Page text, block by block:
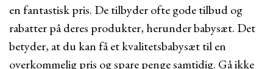
en fantastisk pris. De tilbyder ofte gode tilbud og
rabatter på deres produkter, herunder babysæt. Det
betyder, at du kan få et kvalitetsbabysæt til en
overkommelig pris og spare penge samtidig. Gå ikke